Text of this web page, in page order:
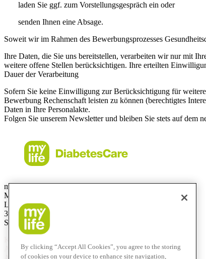
laden Sie ggf. zum Vorstellungsgespräch ein oder
senden Ihnen eine Absage.
Soweit wir im Rahmen des Bewerbungsprozesses
Ihre Daten, die Sie uns bereitstellen, verarbeiten wir nur mit
weitere offene Stellen berücksichtigen. Ihre erteilten
Dauer der Verarbeitung
Sofern Sie keine Einwilligung zur Berücksichtigung für
Bewerbung Rechenschaft leisten zu können (berechtigtes
Daten in Ihre Personalakte.
Folgen Sie unserem Newsletter und bleiben Sie stets auf dem
mylife Diabetes Care AG
Markt Schweiz
Lyssachstrasse 40
3400 Burgdorf
Switzerland
Aus der Schweiz:0800 44 11 44
By clicking “Accept All Cookies”, you agree to the storing
of cookies on your device to enhance site navigation,